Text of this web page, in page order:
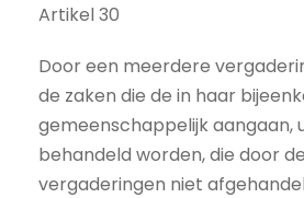
Artikel 30
Door een meerdere
de zaken die de in haar
gemeenschappelijk aangaan,
behandeld worden, die door
vergaderingen niet